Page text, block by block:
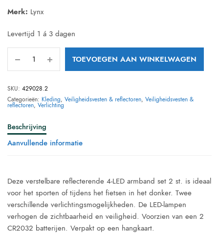
Merk: Lynx
Levertijd 1 á 3 dagen
TOEVOEGEN AAN WINKELWAGEN
SKU: 429028.2
Categorieën: Kleding, Veiligheidsvesten & reflectoren, Veiligheidsvesten &
reflectoren, Verlichting
Beschrijving
Aanvullende informatie
Deze verstelbare reflecterende 4-LED armband set 2 st. is ideaal
voor het sporten of tijdens het fietsen in het donker. Twee
verschillende verlichtingsmogelijkheden. De LED-lampen
verhogen de zichtbaarheid en veiligheid. Voorzien van een 2
CR2032 batterijen. Verpakt op een hangkaart.